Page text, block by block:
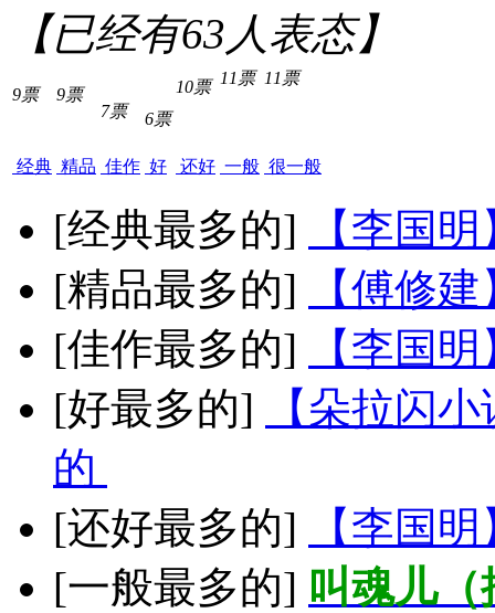
【已经有63人表态】
9票
经典
9票
精品
7票
佳作
6票
好
10票
还好
11票
一般
11票
很一般
[经典最多的]
【李国
[精品最多的]
【傅修
[佳作最多的]
【李国
[好最多的]
【朵拉闪
的
[还好最多的]
【李国
[一般最多的] 叫魂儿